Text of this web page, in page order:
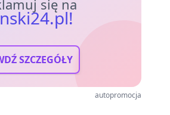
się na
SZCZEGÓŁY
autopromocja